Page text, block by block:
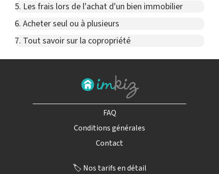
5. Les frais lors de l'achat d'un bien immobilier
6. Acheter seul ou à plusieurs
7. Tout savoir sur la copropriété
FAQ
Conditions générales
Contact
🏷️ Nos tarifs en détail